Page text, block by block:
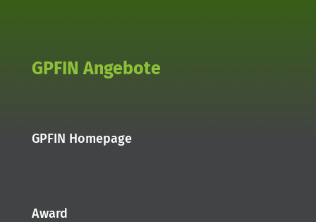
GPFIN Angebote
GPFIN Homepage
Award